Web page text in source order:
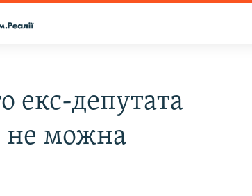
екс-депутата
не можна